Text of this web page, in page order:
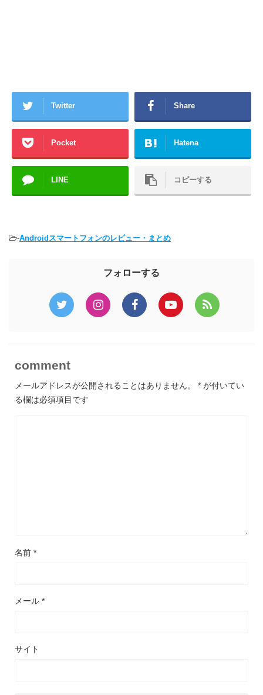
Twitter Share
Pocket Hatena
LINE コピーする
-Androidスマートフォンのレビュー・まとめ
フォローする
comment
メールアドレスが公開されることはありません。 * が付いてい
る欄は必須項目です
名前 *
メール *
サイト